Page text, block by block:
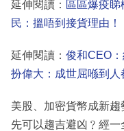
延伸閱讀： 區區爆疫
民：搵唔到接貨理由！
延伸閱讀： 俊和CEO
扮偉大：成世屈喺到人
美股、加密貨幣成新
先可以趨吉避凶﹖經